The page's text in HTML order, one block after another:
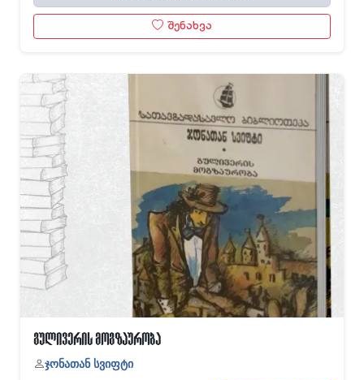
შენახვა
გულივერის მოგზაურობა
ჯონათან სვიფტი